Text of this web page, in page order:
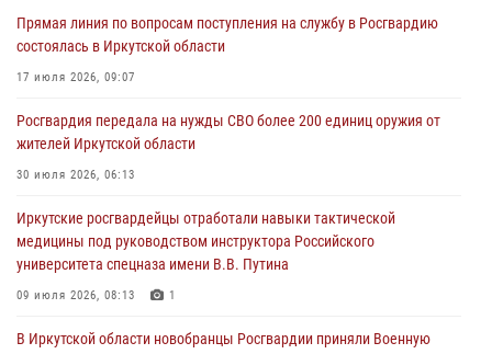
Росгвардейцы потушили загоревшийся автомобиль в Иркутске
03 августа 2026, 04:55
Дню Воздушно-десантных войск в Иркутской области
03 августа 2026, 03:32
сердца к сердцу» (видео)
31 июля 2026, 04:37
Сотрудники Росгвардии нашли и вернули родственникам
Прямая линия по вопросам поступления на службу в Росгвардию
состоялась в Иркутской области
17 июля 2026, 09:07
Росгвардия передала на нужды СВО более 200 единиц оружия от
жителей Иркутской области
30 июля 2026, 06:13
Иркутские росгвардейцы отработали навыки тактической
медицины под руководством инструктора Российского
университета спецназа имени В.В. Путина
09 июля 2026, 08:13 1
В Иркутской области новобранцы Росгвардии приняли Военную